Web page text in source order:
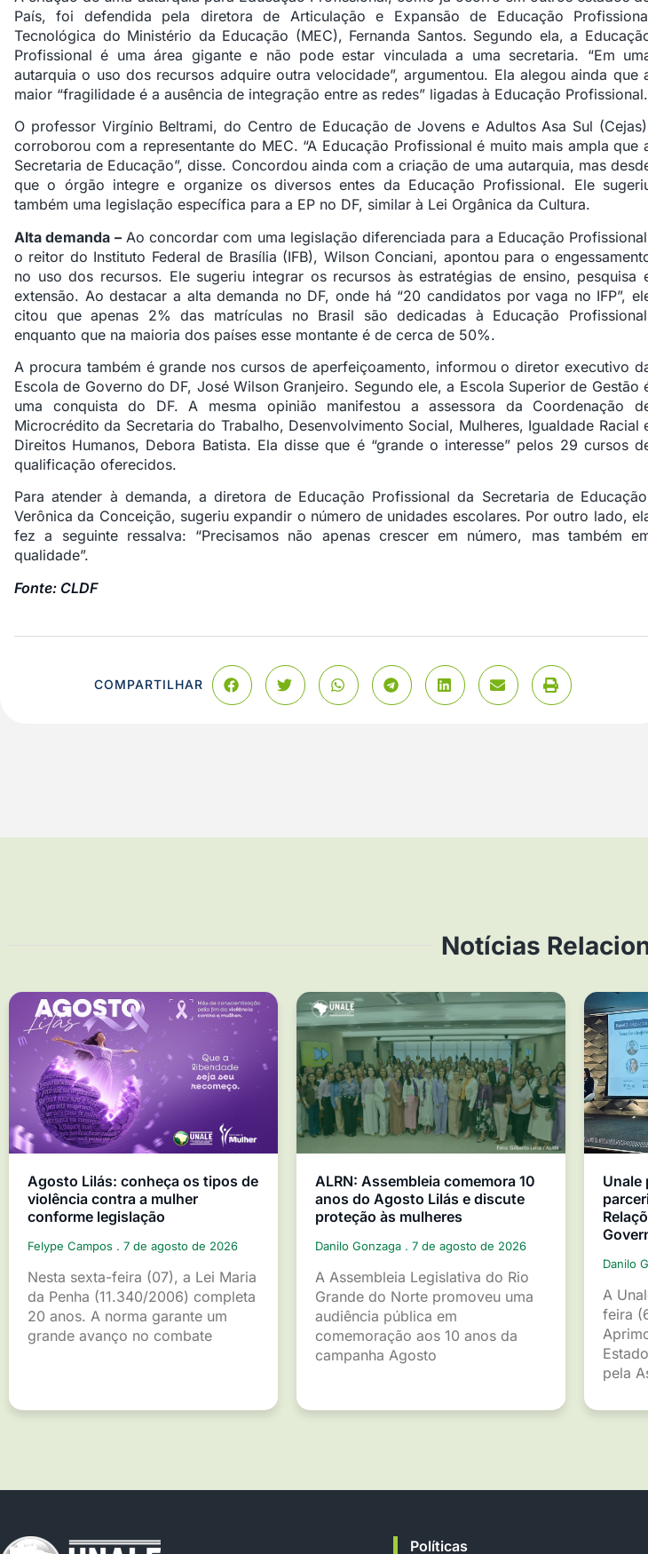
País, foi defendida pela diretora de Articulação e Expansão de Educação
Tecnológica do Ministério da Educação (MEC), Fernanda Santos. Segundo ela, a
Profissional é uma área gigante e não pode estar vinculada a uma secretaria. “Em
autarquia o uso dos recursos adquire outra velocidade”, argumentou. Ela alegou ainda que
maior “fragilidade é a ausência de integração entre as redes” ligadas à Educação Profissional.
O professor Virgínio Beltrami, do Centro de Educação de Jovens e Adultos Asa Sul
corroborou com a representante do MEC. “A Educação Profissional é muito mais ampla que
Secretaria de Educação”, disse. Concordou ainda com a criação de uma autarquia, mas
que o órgão integre e organize os diversos entes da Educação Profissional. Ele
também uma legislação específica para a EP no DF, similar à Lei Orgânica da Cultura.
Alta demanda –Ao concordar com uma legislação diferenciada para a Educação
o reitor do Instituto Federal de Brasília (IFB), Wilson Conciani, apontou para o
no uso dos recursos. Ele sugeriu integrar os recursos às estratégias de ensino, pesquisa
extensão. Ao destacar a alta demanda no DF, onde há “20 candidatos por vaga no IFP”,
citou que apenas 2% das matrículas no Brasil são dedicadas à Educação
enquanto que na maioria dos países esse montante é de cerca de 50%.
A procura também é grande nos cursos de aperfeiçoamento, informou o diretor executivo
Escola de Governo do DF, José Wilson Granjeiro. Segundo ele, a Escola Superior de Gestão
uma conquista do DF. A mesma opinião manifestou a assessora da Coordenação
Microcrédito da Secretaria do Trabalho, Desenvolvimento Social, Mulheres, Igualdade Racial
Direitos Humanos, Debora Batista. Ela disse que é “grande o interesse” pelos 29 cursos
qualificação oferecidos.
Para atender à demanda, a diretora de Educação Profissional da Secretaria de
Verônica da Conceição, sugeriu expandir o número de unidades escolares. Por outro lado,
fez a seguinte ressalva: “Precisamos não apenas crescer em número, mas também
qualidade”.
Fonte: CLDF
COMPARTILHAR
Notícias
Agosto Lilás: conheça os tipos de
violência contra a mulher
conforme legislação
Felype Campos 7 de agosto de 2026
Nesta sexta-feira (07), a Lei Maria
da Penha (11.340/2006) completa
20 anos. A norma garante um
grande avanço no combate
ALRN: Assembleia comemora 10
anos do Agosto Lilás e discute
proteção às mulheres
Danilo Gonzaga 7 de agosto de 2026
A Assembleia Legislativa do Rio
Grande do Norte promoveu uma
audiência pública em
comemoração aos 10 anos da
campanha Agosto
Unale
Danilo
A
feira
pela
Políticas